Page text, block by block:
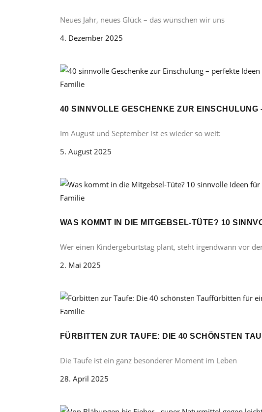
Neues Jahr, neues Glück – das wünschen wir uns
4. Dezember 2025
Familie
40 SINNVOLLE GESCHENKE ZUR
Im August und September ist es wieder so weit:
5. August 2025
Familie
WAS KOMMT IN DIE MITGEBSEL-TÜTE? 10
Wer einen Kindergeburtstag plant, steht irgendwann vor
2. Mai 2025
Familie
FÜRBITTEN ZUR TAUFE: DIE 40 SCHÖNSTEN
Die Taufe ist ein ganz besonderer Moment im Leben
28. April 2025